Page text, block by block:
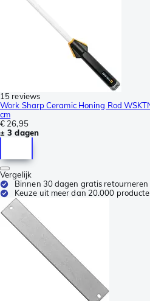
15 reviews
Work Sharp Ceramic Honing Rod
cm
€ 26,95
± 3 dagen
Vergelijk
Binnen 30 dagen gratis retourneren
Keuze uit meer dan 20.000